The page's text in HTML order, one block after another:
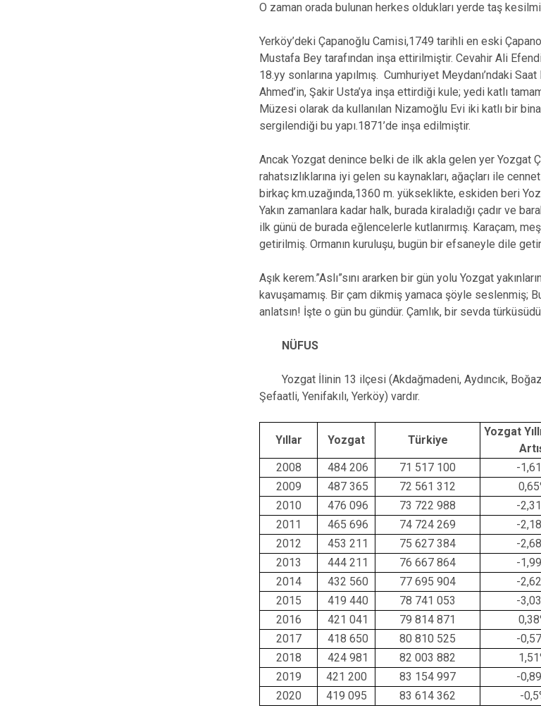
O zaman orada bulunan herkes oldukları yerde taş
Yerköy’deki Çapanoğlu Camisi,1749 tarihli en eski
Mustafa Bey tarafından inşa ettirilmiştir. Cevahir Ali
18.yy sonlarına yapılmış. Cumhuriyet Meydanı’ndaki
Ahmed’in, Şakir Usta’ya inşa ettirdiği kule; yedi katlı
Müzesi olarak da kullanılan Nizamoğlu Evi iki katlı bir
sergilendiği bu yapı.1871’de inşa edilmiştir.
Ancak Yozgat denince belki de ilk akla gelen yer Yozgat
rahatsızlıklarına iyi gelen su kaynakları, ağaçları ile
birkaç km.uzağında,1360 m. yükseklikte, eskiden beri
Yakın zamanlara kadar halk, burada kiraladığı çadır ve
ilk günü de burada eğlencelerle kutlanırmış. Karaçam,
getirilmiş. Ormanın kuruluşu, bugün bir efsaneyle dile
Aşık kerem.”Aslı”sını ararken bir gün yolu Yozgat
kavuşamamış. Bir çam dikmiş yamaca şöyle
anlatsın! İşte o gün bu gündür. Çamlık, bir sevda
NÜFUS
Yozgat İlinin 13 ilçesi (Akdağmadeni, Aydıncık,
Şefaatli, Yenifakılı, Yerköy) vardır.
Yıllar Yozgat Türkiye
Yozgat
2008
484 206 71 517 100
-
2009
487 365 72 561 312
2010
476 096 73 722 988
-
2011
465 696 74 724 269
-
2012
453 211 75 627 384
-
2013
444 211 76 667 864
-
2014
432 560 77 695 904
-
2015
419 440 78 741 053
-
2016
421 041 79 814 871
2017
418 650 80 810 525
-
2018
424 981 82 003 882
2019
421 200 83 154 997 -
2020
419 095 83 614 362 -0,5